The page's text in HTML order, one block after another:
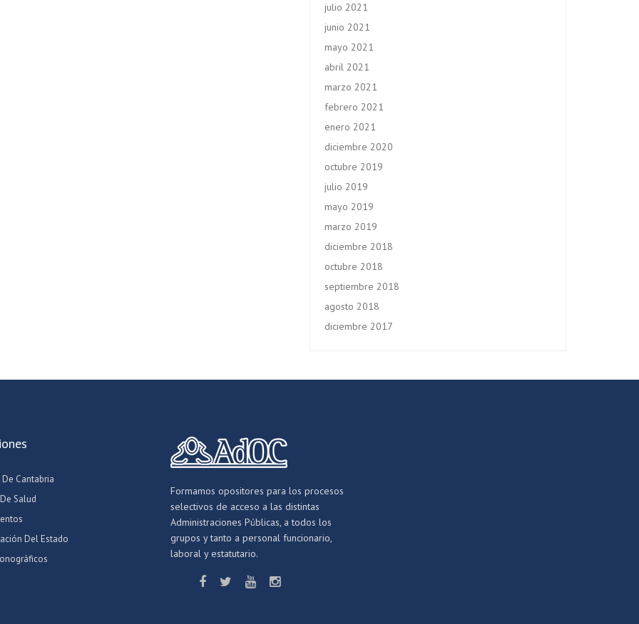
julio 2021
junio 2021
mayo 2021
abril 2021
marzo 2021
febrero 2021
enero 2021
diciembre 2020
octubre 2019
julio 2019
mayo 2019
marzo 2019
diciembre 2018
octubre 2018
septiembre 2018
agosto 2018
diciembre 2017
Cantabria
Salud
Del Estado
Formamos opositores para los procesos
selectivos de acceso a las distintas
Administraciones Públicas, a todos los
grupos y tanto a personal funcionario,
laboral y estatutario.